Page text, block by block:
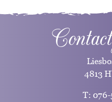
4813
T: